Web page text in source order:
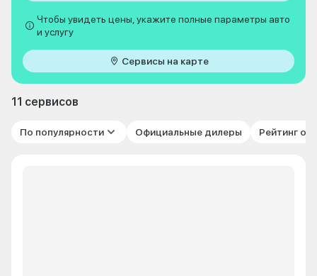
Чтобы увидеть цены, укажите полные параметры авто
и услугу
Сервисы на карте
11 сервисов
По популярности Официальные дилеры Рейтинг